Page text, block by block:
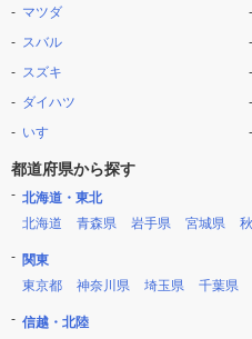
マツダ
スバル
スズキ
ダイハツ
いすゞ
都道府県から探す
北海道・東北
北海道
青森県 岩手県 宮城県
関東
東京都
神奈川県 埼玉県 千葉県
信越・北陸